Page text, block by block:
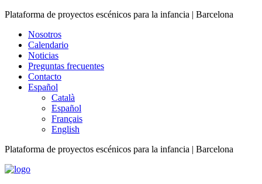
Plataforma de proyectos escénicos para la infancia | Barcelona
Nosotros
Calendario
Noticias
Preguntas frecuentes
Contacto
Español
Català
Español
Français
English
Plataforma de proyectos escénicos para la infancia | Barcelona